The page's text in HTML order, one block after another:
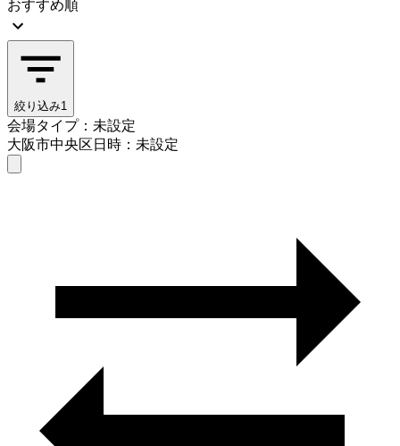
おすすめ順
絞り込み1
会場タイプ：未設定
大阪市中央区日時：未設定